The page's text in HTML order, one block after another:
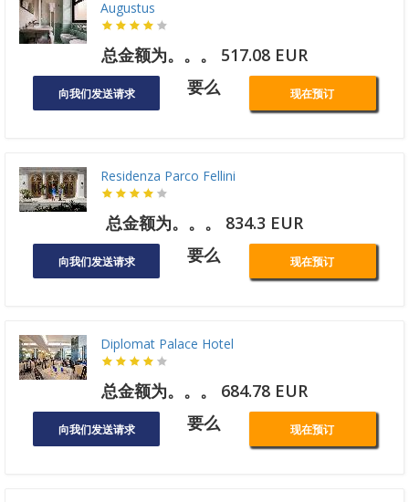
Augustus
总金额为。。。 517.08 EUR
向我们发送请求 要么 现在预订
Residenza Parco Fellini
总金额为。。。 834.3 EUR
向我们发送请求 要么 现在预订
Diplomat Palace Hotel
总金额为。。。 684.78 EUR
向我们发送请求 要么 现在预订